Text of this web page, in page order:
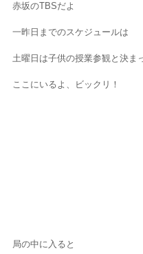
赤坂のTBSだよ
一昨日までのスケジュールは
土曜日は子供の授業参観と決ま
ここにいるよ、ビックリ！
局の中に入ると